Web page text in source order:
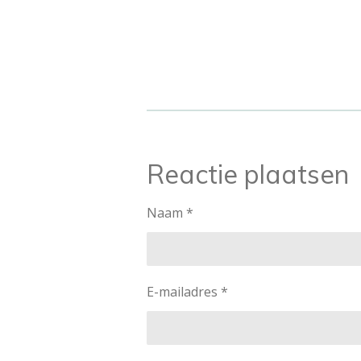
Reactie plaatsen
Naam *
E-mailadres *